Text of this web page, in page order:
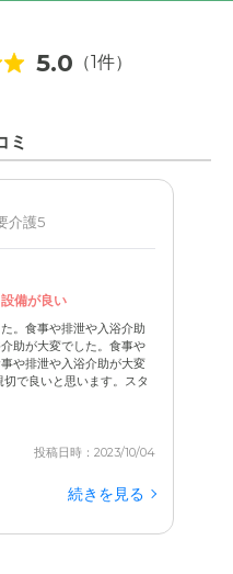
5.0 （1件）
ミ
介護5
備が良い
。食事や排泄や入浴介助
助が大変でした。食事や
や排泄や入浴介助が大変
で良いと思います。スタ
投稿日時：2023/10/04
続きを見る